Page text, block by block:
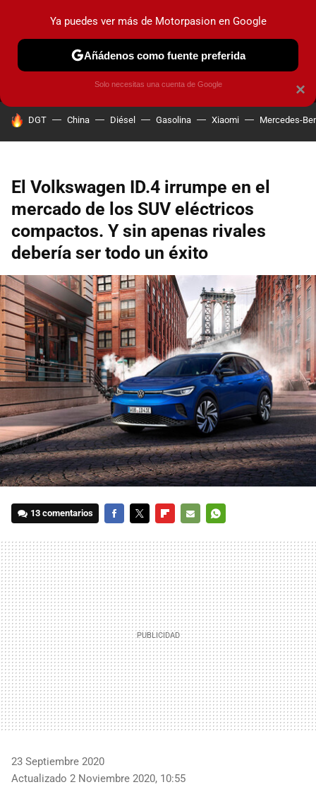
MENÚ NUEVO
COCHES ELÉCTRICOS OBSERVATORIO
HOY SE HABLA DE
DGT China Diésel Gasolina Xiaomi Mercedes-
El Volkswagen ID.4 irrumpe en el
mercado de los SUV eléctricos
compactos. Y sin apenas rivales
debería ser todo un éxito
13 comentarios
MAIL
23 Septiembre 2020
Actualizado 2 Noviembre 2020, 10:55
×
Ya puedes ver más de Motorpasion en Google
Añádenos como fuente preferida
Solo necesitas una cuenta de Google